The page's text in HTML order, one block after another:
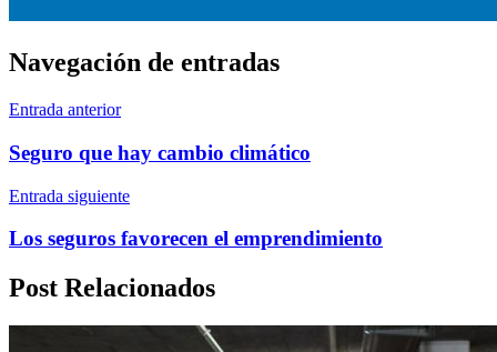
Navegación de entradas
Entrada anterior
Seguro que hay cambio climático
Entrada siguiente
Los seguros favorecen el emprendimiento
Post Relacionados